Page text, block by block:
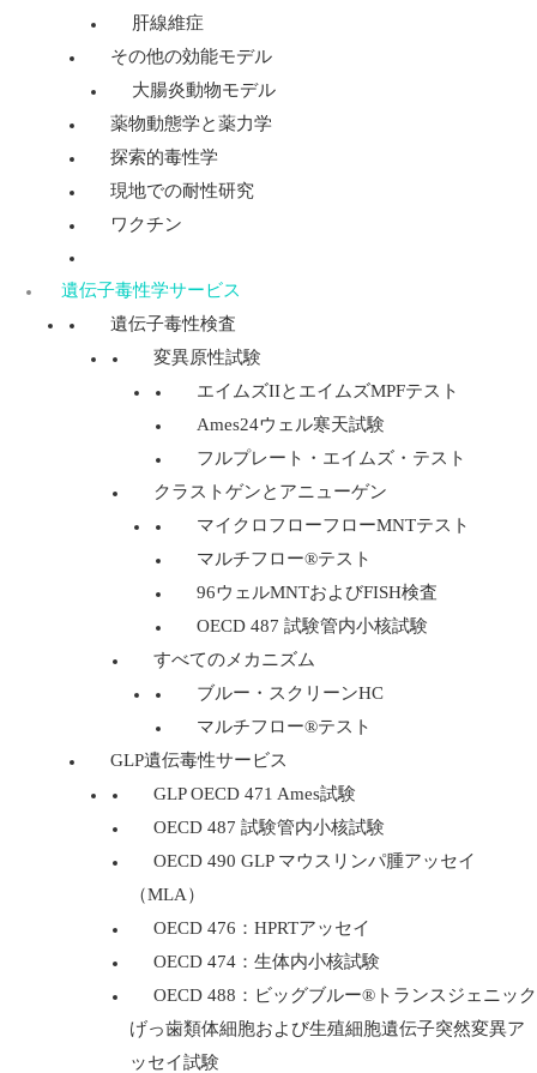
肝線維症
その他の効能モデル
大腸炎動物モデル
薬物動態学と薬力学
探索的毒性学
現地での耐性研究
ワクチン
遺伝子毒性学サービス
遺伝子毒性検査
変異原性試験
エイムズIIとエイムズMPFテスト
Ames24ウェル寒天試験
フルプレート・エイムズ・テスト
クラストゲンとアニューゲン
マイクロフローフローMNTテスト
マルチフロー®テスト
96ウェルMNTおよびFISH検査
OECD 487 試験管内小核試験
すべてのメカニズム
ブルー・スクリーンHC
マルチフロー®テスト
GLP遺伝毒性サービス
GLP OECD 471 Ames試験
OECD 487 試験管内小核試験
OECD 490 GLP マウスリンパ腫アッセイ
（MLA）
OECD 476：HPRTアッセイ
OECD 474：生体内小核試験
OECD 488：ビッグブルー®トランスジェニック
げっ歯類体細胞および生殖細胞遺伝子突然変異ア
ッセイ試験